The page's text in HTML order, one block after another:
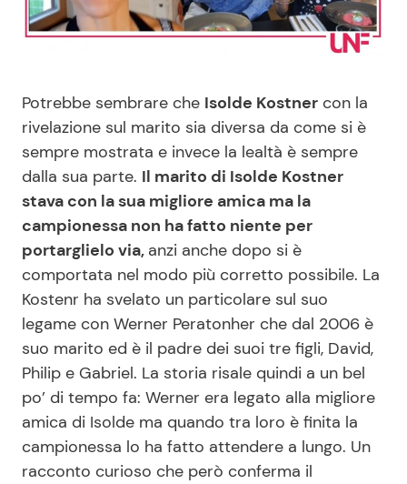
Benessere
Moda e Style
Mondo Mamma
News benessere
Salute
Viaggi e Turismo
Festività
Cucina e Ricette
Dolci
Le Ricette in TV
Primi Piatti
Ricette Facili e Veloci
Ricette Feste
Ricette per Bambini
Seguici
Potrebbe sembrare che Isolde Kostner con la
rivelazione sul marito sia diversa da come si è
sempre mostrata e invece la lealtà è sempre
dalla sua parte. Il marito di Isolde Kostner
stava con la sua migliore amica ma la
campionessa non ha fatto niente per
portarglielo via, anzi anche dopo si è
comportata nel modo più corretto possibile. La
Kostenr ha svelato un particolare sul suo
legame con Werner Peratonher che dal 2006 è
suo marito ed è il padre dei suoi tre figli, David,
Philip e Gabriel. La storia risale quindi a un bel
po’ di tempo fa: Werner era legato alla migliore
amica di Isolde ma quando tra loro è finita la
campionessa lo ha fatto attendere a lungo. Un
racconto curioso che però conferma il